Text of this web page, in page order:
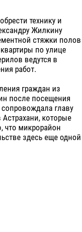
технику и
Жилкину
стяжки полов
по улице
ведутся в
работ.
граждан из
после посещения
главу
которые
что микрорайон
здесь еще одной